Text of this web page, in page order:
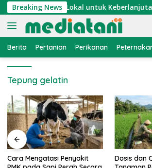
Langsung
ke
konten
Breaking News
Kearifan Lokal untuk Keberlanjutan
Berita Pertanian Perikanan
Tepung gelatin
Cara Mengatasi Penyakit
Dosis dan